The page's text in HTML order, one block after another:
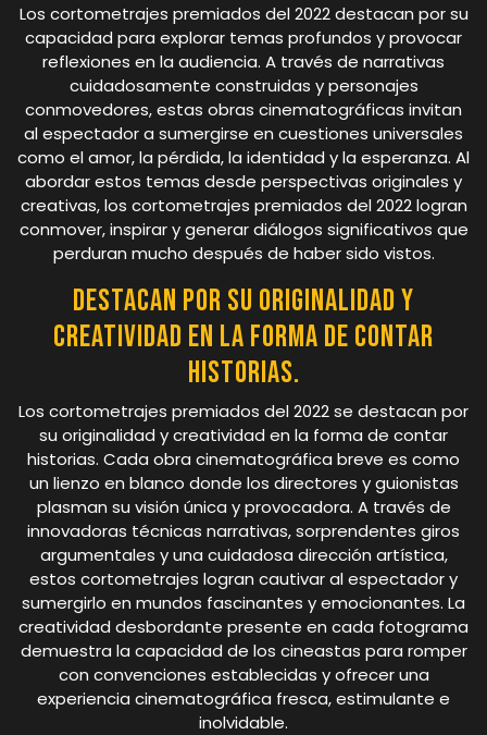
Los cortometrajes premiados del 2022 destacan por su
capacidad para explorar temas profundos y provocar
reflexiones en la audiencia. A través de narrativas
cuidadosamente construidas y personajes
conmovedores, estas obras cinematográficas invitan
al espectador a sumergirse en cuestiones universales
como el amor, la pérdida, la identidad y la esperanza. Al
abordar estos temas desde perspectivas originales y
creativas, los cortometrajes premiados del 2022 logran
conmover, inspirar y generar diálogos significativos que
perduran mucho después de haber sido vistos.
Destacan por su originalidad y
creatividad en la forma de contar
historias.
Los cortometrajes premiados del 2022 se destacan por
su originalidad y creatividad en la forma de contar
historias. Cada obra cinematográfica breve es como
un lienzo en blanco donde los directores y guionistas
plasman su visión única y provocadora. A través de
innovadoras técnicas narrativas, sorprendentes giros
argumentales y una cuidadosa dirección artística,
estos cortometrajes logran cautivar al espectador y
sumergirlo en mundos fascinantes y emocionantes. La
creatividad desbordante presente en cada fotograma
demuestra la capacidad de los cineastas para romper
con convenciones establecidas y ofrecer una
experiencia cinematográfica fresca, estimulante e
inolvidable.